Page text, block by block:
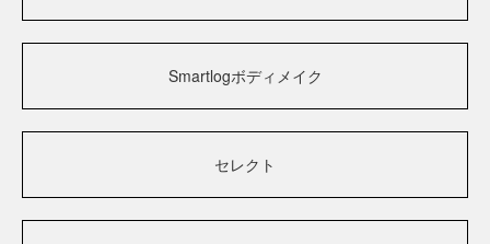
Smartlogボディメイク
セレクト